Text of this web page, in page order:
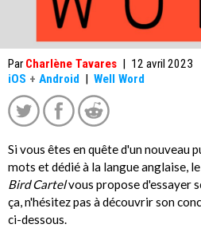
Par Charlène Tavares | 12 avril 2023
iOS + Android | Well Word
Si vous êtes en quête d'un nouveau
mots et dédié à la langue anglaise,
Bird Cartelvous propose d'essayer
ça, n'hésitez pas à découvrir son
ci-dessous.